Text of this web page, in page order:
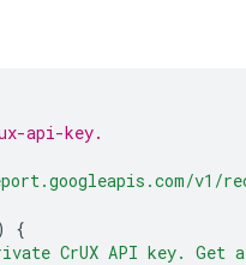
api-key.
v1/
{
CrUX API key.